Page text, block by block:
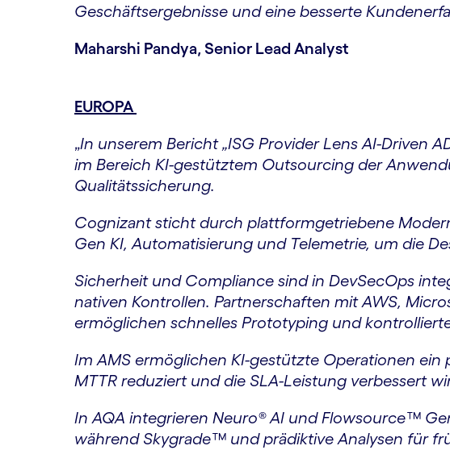
Geschäftsergebnisse und eine besserte
Maharshi Pandya, Senior Lead Analyst
EUROPA
„In unserem Bericht „ISG Provider Lens AI-Driven
im Bereich KI-gestütztem Outsourcing der
Qualitätssicherung.
Cognizant sticht durch plattformgetriebene
Gen KI, Automatisierung und Telemetrie, um die
Sicherheit und Compliance sind in DevSecOps
nativen Kontrollen. Partnerschaften mit AWS,
ermöglichen schnelles Prototyping und
Im AMS ermöglichen KI-gestützte Operationen
MTTR reduziert und die SLA-Leistung verbessert
In AQA integrieren Neuro® AI und Flowsource™
während Skygrade™ und prädiktive Analysen für